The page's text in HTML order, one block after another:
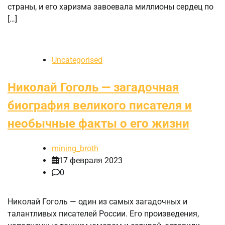
страны, и его харизма завоевала миллионы сердец по
[…]
Uncategorised
Николай Гоголь — загадочная
биография великого писателя и
необычные факты о его жизни
mining_broth
17 февраля 2023
0
Николай Гоголь — один из самых загадочных и
талантливых писателей России. Его произведения,